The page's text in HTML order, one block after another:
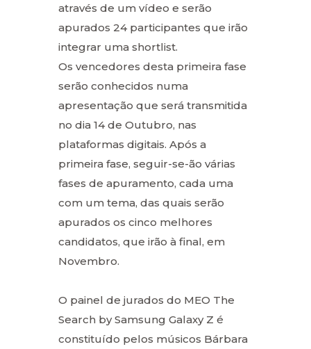
através de um vídeo e serão
apurados 24 participantes que irão
integrar uma shortlist.
Os vencedores desta primeira fase
serão conhecidos numa
apresentação que será transmitida
no dia 14 de Outubro, nas
plataformas digitais. Após a
primeira fase, seguir-se-ão várias
fases de apuramento, cada uma
com um tema, das quais serão
apurados os cinco melhores
candidatos, que irão à final, em
Novembro.
O painel de jurados do MEO The
Search by Samsung Galaxy Z é
constituído pelos músicos Bárbara